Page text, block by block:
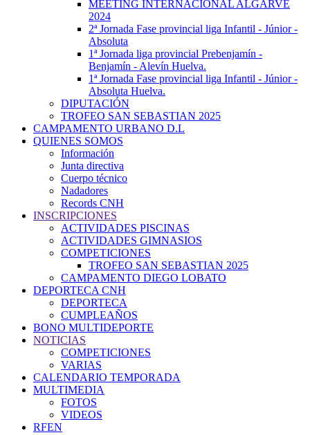
MEETING INTERNACIONAL ALGARVE
2024
2ª Jornada Fase provincial liga Infantil - Júnior -
Absoluta
1ª Jornada liga provincial Prebenjamín -
Benjamín - Alevín Huelva.
1ª Jornada Fase provincial liga Infantil - Júnior -
Absoluta Huelva.
DIPUTACIÓN
TROFEO SAN SEBASTIAN 2025
CAMPAMENTO URBANO D.L
QUIENES SOMOS
Información
Junta directiva
Cuerpo técnico
Nadadores
Records CNH
INSCRIPCIONES
ACTIVIDADES PISCINAS
ACTIVIDADES GIMNASIOS
COMPETICIONES
TROFEO SAN SEBASTIAN 2025
CAMPAMENTO DIEGO LOBATO
DEPORTECA CNH
DEPORTECA
CUMPLEAÑOS
BONO MULTIDEPORTE
NOTICIAS
COMPETICIONES
VARIAS
CALENDARIO TEMPORADA
MULTIMEDIA
FOTOS
VIDEOS
RFEN